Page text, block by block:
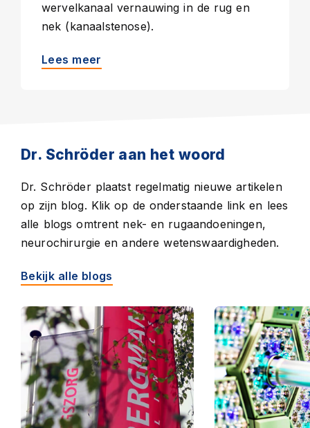
wervelkanaal vernauwing in de rug en
nek (kanaalstenose).
Lees meer
Dr. Schröder aan het woord
Dr. Schröder plaatst regelmatig nieuwe artikelen
op zijn blog. Klik op de onderstaande link en lees
alle blogs omtrent nek- en rugaandoeningen,
neurochirurgie en andere wetenswaardigheden.
Bekijk alle blogs